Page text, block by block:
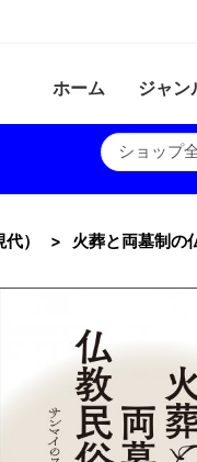
ホーム ジャン
） 火葬と両墓制の